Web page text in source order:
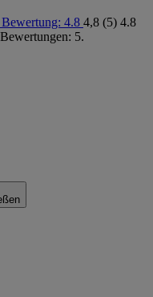
4.8 4,8 (5) 4.8
5.